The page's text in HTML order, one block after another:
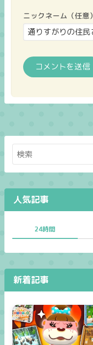
ニックネーム（任意）
人気記事
24時間
新着記事